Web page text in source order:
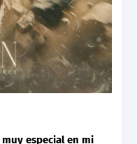
especial en mi